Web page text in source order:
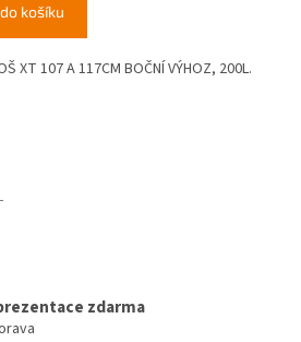
košíku
XT 107 A 117CM BOČNÍ VÝHOZ, 200L.
zdarma